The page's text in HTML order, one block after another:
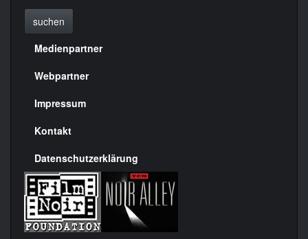
suchen
Menülinks
rechte
Seite
Medienpartner
Webpartner
Impressum
Kontakt
Datenschutzerklärung